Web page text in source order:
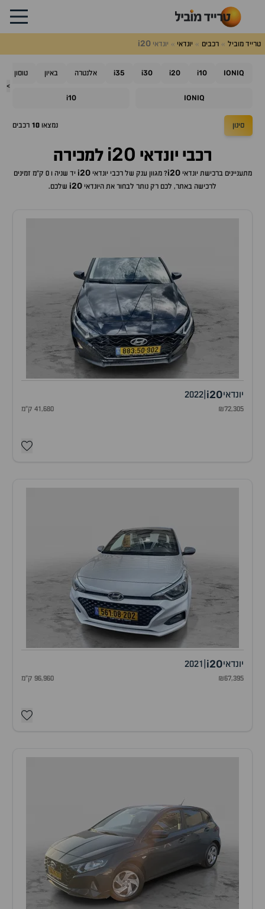
טרייד מוביל רכבים יונדאי יונדאיi20
>
IONIQ
i10
i20
i30
i35 אלנטרה באיון טוסון
IONIQ
i10
סינון נמצאו 10 רכבים
רכבי יונדאי i20 למכירה
מתעניינים ברכישת יונדאיi20? מגוון ענק של רכבי יונדאיi20
יד שניה ו 0 ק"מ זמינים
לרכישה באתר, לכם רק נותר לבחור את היונדאי i20 שלכם.
יונדאיi20
2022
₪72,305 41,680 ק"מ
יונדאיi20
2021
₪67,395 96,960 ק"מ